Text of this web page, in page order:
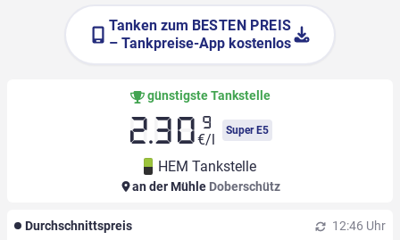
Tanken zum BESTEN PREIS
– Tankpreise-App kostenlos
günstigste Tankstelle
2.30 9
€/l
Super E5
HEM Tankstelle
an der Mühle Doberschütz
Durchschnittspreis 12:46 Uhr